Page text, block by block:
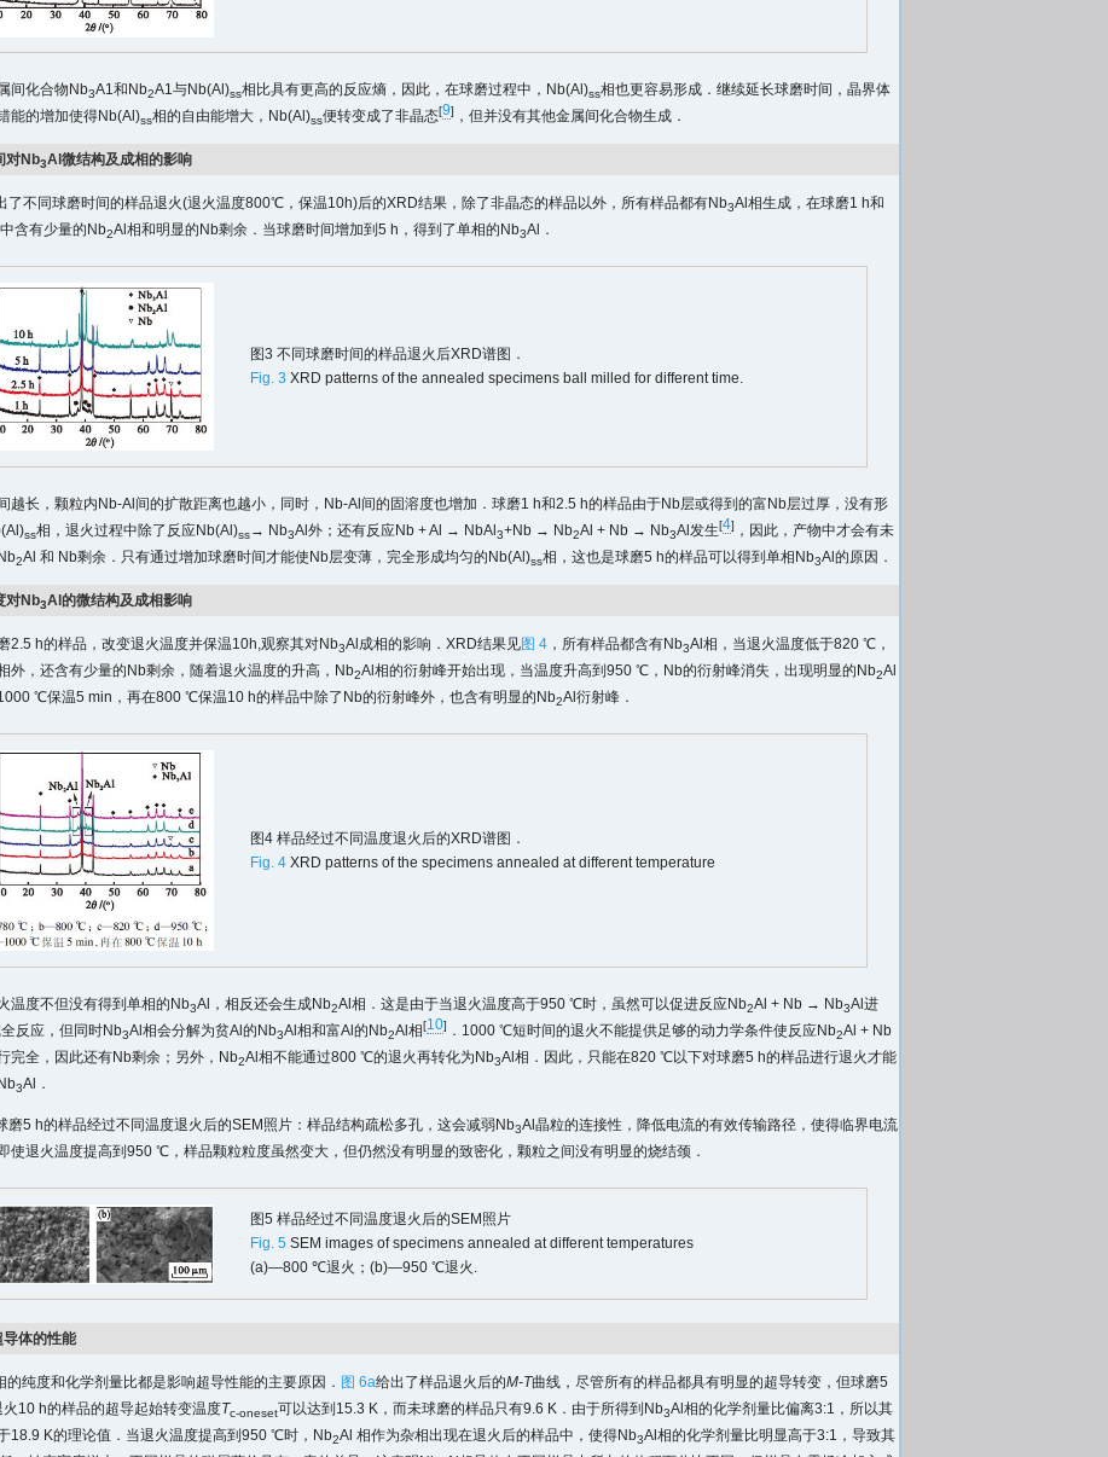
间化合物Nb3A1和Nb2A1与Nb(Al)ss相比具有更高的反应熵，因此，在球磨过程中，Nb(Al)ss相也更容易形成．继续延长球磨时间，晶界体
能的增加使得Nb(Al)ss相的自由能增大，Nb(Al)ss便转变成了非晶态[9] ，但并没有其他金属间化合物生成．
对Nb3Al微结构及成相的影响
了不同球磨时间的样品退火(退火温度800℃，保温10h)后的XRD结果，除了非晶态的样品以外，所有样品都有Nb3Al相生成，在球磨1 h和
含有少量的Nb2Al相和明显的Nb剩余．当球磨时间增加到5 h，得到了单相的Nb3Al．
图3 不同球磨时间的样品退火后XRD谱图．
Fig. 3 XRD patterns of the annealed specimens ball milled for different time.
越长，颗粒内Nb-Al间的扩散距离也越小，同时，Nb-Al间的固溶度也增加．球磨1 h和2.5 h的样品由于Nb层或得到的富Nb层过厚，没有形
ss相，退火过程中除了反应Nb(Al)ss→ Nb3Al外；还有反应Nb + Al → NbAl 3+Nb → Nb2Al + Nb → Nb3Al发生[4] ，因此，产物中才会有未
2Al 和 Nb剩余．只有通过增加球磨时间才能使Nb层变薄，完全形成均匀的Nb(Al)ss相，这也是球磨5 h的样品可以得到单相Nb3Al的原因．
对Nb3Al的微结构及成相影响
2.5 h的样品，改变退火温度并保温10h,观察其对Nb3Al成相的影响．XRD结果见图 4 ，所有样品都含有Nb3Al相，当退火温度低于820 ℃，
外，还含有少量的Nb剩余，随着退火温度的升高，Nb2Al相的衍射峰开始出现，当温度升高到950 ℃，Nb的衍射峰消失，出现明显的Nb2Al
℃保温5 min，再在800 ℃保温10 h的样品中除了Nb的衍射峰外，也含有明显的Nb2Al衍射峰．
图4 样品经过不同温度退火后的XRD谱图．
Fig. 4 XRD patterns of the specimens annealed at different temperature
温度不但没有得到单相的Nb3Al，相反还会生成Nb2Al相．这是由于当退火温度高于950 ℃时，虽然可以促进反应Nb2Al + Nb → Nb3Al进
反应，但同时Nb3Al相会分解为贫Al的Nb3Al相和富Al的Nb2Al相[10] ．1000 ℃短时间的退火不能提供足够的动力学条件使反应Nb2Al + Nb
完全，因此还有Nb剩余；另外，Nb2Al相不能通过800 ℃的退火再转化为Nb3Al相．因此，只能在820 ℃以下对球磨5 h的样品进行退火才能
3Al．
磨5 h的样品经过不同温度退火后的SEM照片：样品结构疏松多孔，这会减弱Nb3Al晶粒的连接性，降低电流的有效传输路径，使得临界电流
使退火温度提高到950 ℃，样品颗粒粒度虽然变大，但仍然没有明显的致密化，颗粒之间没有明显的烧结颈．
图5 样品经过不同温度退火后的SEM照片
Fig. 5 SEM images of specimens annealed at different temperatures
(a)—800 ℃退火；(b)—950 ℃退火.
体的性能
的纯度和化学剂量比都是影响超导性能的主要原因． 图 6a给出了样品退火后的M-T曲线，尽管所有的样品都具有明显的超导转变，但球磨5
10 h的样品的超导起始转变温度Tc-oneset可以达到15.3 K，而未球磨的样品只有9.6 K．由于所得到Nb3Al相的化学剂量比偏离3:1，所以其
18.9 K的理论值．当退火温度提高到950 ℃时，Nb2Al 相作为杂相出现在退火后的样品中，使得Nb3Al相的化学剂量比明显高于3:1，导致其